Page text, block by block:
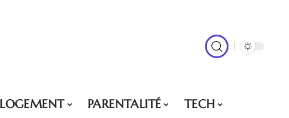
LOGEMENT PARENTALITÉ
TECH